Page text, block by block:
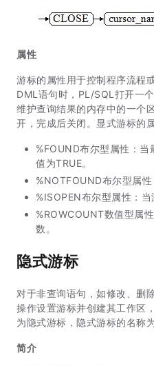
属性
游标的属性用于控制程序流程
DML语句时，PL/SQL打开一
维护查询结果的内存中的一个
开，完成后关闭。显式游标的
%FOUND布尔型属性：
值为TRUE。
%NOTFOUND布尔型属性
%ISOPEN布尔型属性：当
%ROWCOUNT数值型属
数。
隐式游标
对于非查询语句，如修改、删
操作设置游标并创建其工作区
为隐式游标，隐式游标的名称
简介